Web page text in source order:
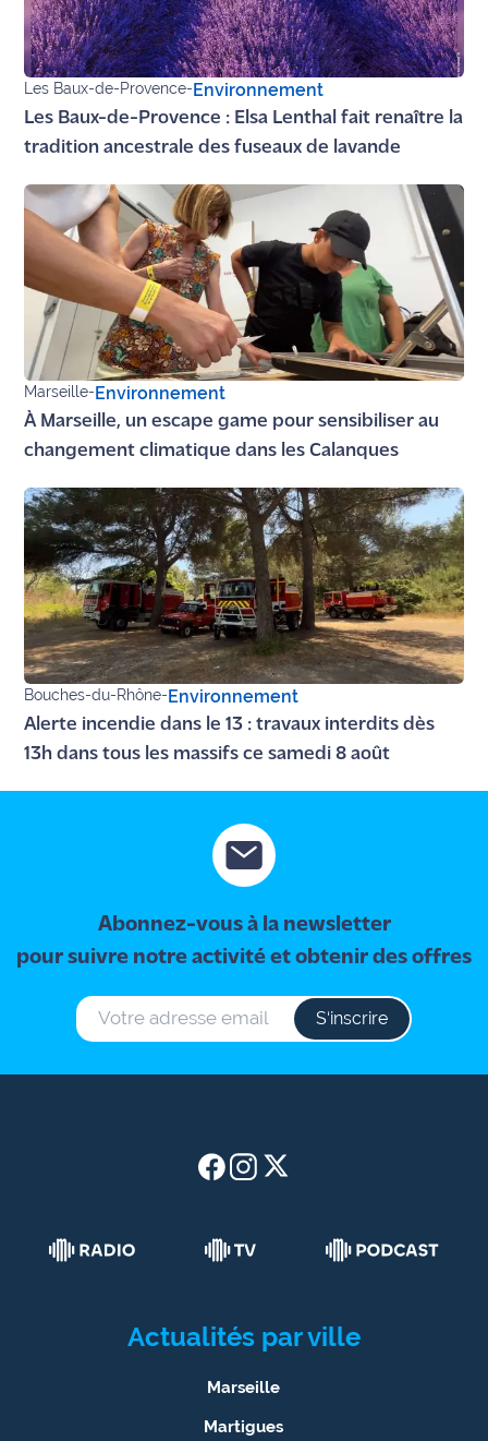
Ecouter
et voir
Maritima
Qui
nous ?
Devenir
annonceur
Recrutement
Mention
légales
Conditions
générales
site maritima.fr
Archives
Les Baux-de-Provence-Environnement
Les Baux-de-Provence : Elsa Lenthal fait renaître la
tradition ancestrale des fuseaux de lavande
Marseille-Environnement
À Marseille, un escape game pour sensibiliser au
changement climatique dans les Calanques
Bouches-du-Rhône-Environnement
Alerte incendie dans le 13 : travaux interdits dès
13h dans tous les massifs ce samedi 8 août
Abonnez-vous à la newsletter
pour suivre notre activité et obtenir des offres
S‘inscrire
Actualités par ville
Marseille
Martigues